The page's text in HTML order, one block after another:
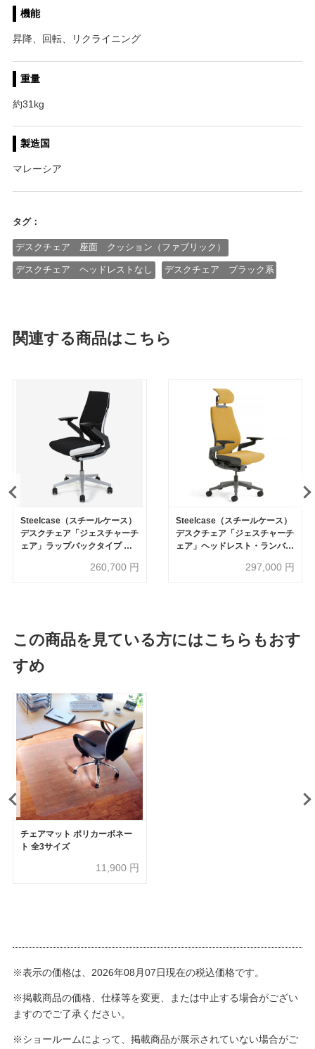
機能
昇降、回転、リクライニング
重量
約31kg
製造国
マレーシア
タグ：
デスクチェア 座面 クッション（ファブリック）
デスクチェア ヘッドレストなし デスクチェア ブラック系
関連する商品はこちら
Steelcase（スチールケース）
デスクチェア「ジェスチャーチ
ェア」ラップバックタイプ 全4
260,700 円
Steelcase（スチールケース）
デスクチェア「ジェスチャーチ
ェア」ヘッドレスト・ランバー
297,000 円
この商品を見ている方にはこちらもおす
すめ
チェアマット ポリカーボネー
ト 全3サイズ
11,900 円
※表示の価格は、2026年08月07日現在の税込価格です。
※掲載商品の価格、仕様等を変更、または中止する場合がござい
ますのでご了承ください。
※ショールームによって、掲載商品が展示されていない場合がご